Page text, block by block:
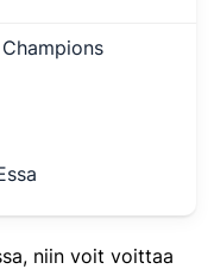
niin voit voittaa